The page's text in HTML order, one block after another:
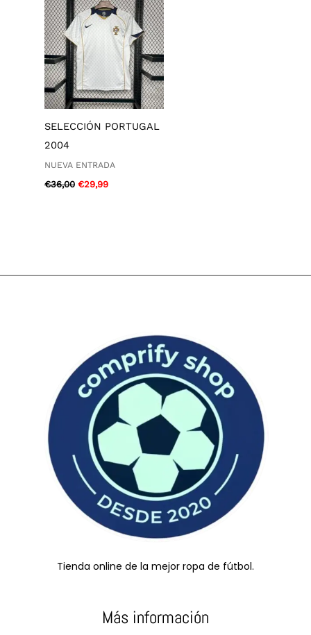
SELECCIÓN PORTUGAL
2004
NUEVA ENTRADA
€36,00
era:
€36,00.
€29,99
es:
€29,99.
Tienda online de la mejor ropa de fútbol.
Más información